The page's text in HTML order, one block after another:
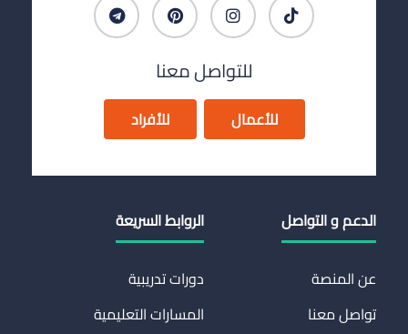
للتواصل معنا
للأعمال للأفراد
الدعم و التواصل
عن المنصة
تواصل معنا
الروابط السريعة
دورات تدريبية
المسارات التعليمية